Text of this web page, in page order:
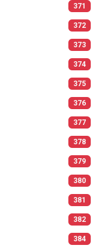
371
372
373
374
375
376
377
378
379
380
381
382
384